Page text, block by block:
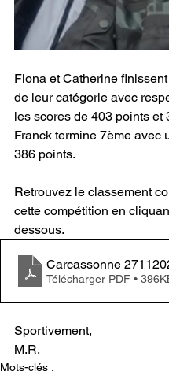
Fiona et Catherine
de leur catégorie avec
les scores de 403 points et
Franck termine 7ème avec
386 points.
Retrouvez le classement
cette compétition en
dessous.
Carcassonne
Télécharger PDF •
Sportivement,
M.R.
Mots-clés :